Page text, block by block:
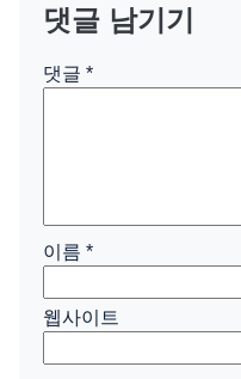
댓글 남기기
댓글 *
이름 *
웹사이트